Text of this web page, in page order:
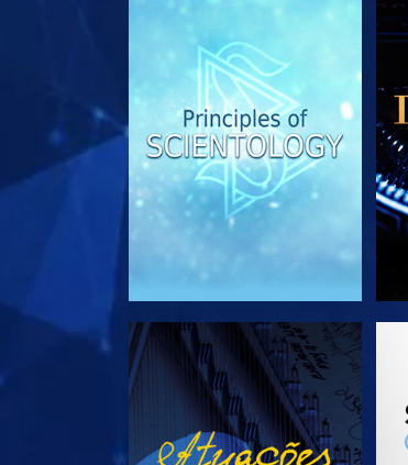
EXPLORE A SÉRIE
VEJA